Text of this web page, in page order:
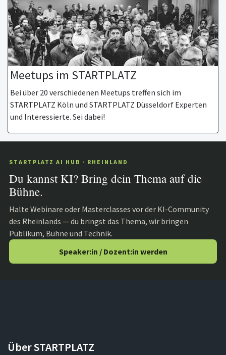
Meetups im STARTPLATZ
Bei über 20 verschiedenen Meetups treffen sich im
STARTPLATZ Köln und STARTPLATZ Düsseldorf Experten
und Interessierte. Sei dabei!
STARTPLATZ AI HUB · RHEINLAND
Du kannst KI? Bring dein Thema auf die
Bühne.
Halte Webinare oder Masterclasses vor der KI-Community
des Rheinlands — du bringst das Thema, wir bringen
Publikum, Bühne und Technik.
Speaker:in / Dozent:in werden
Über STARTPLATZ